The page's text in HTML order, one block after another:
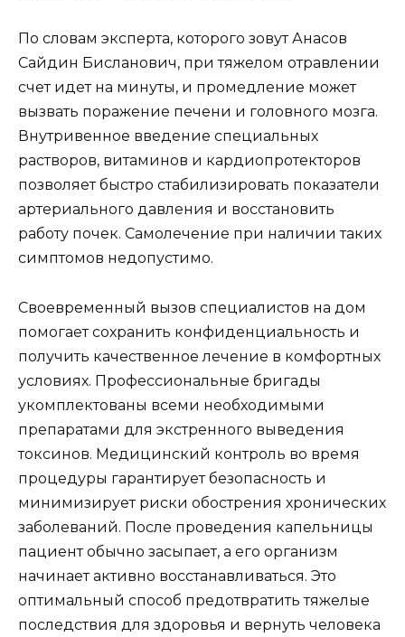
По словам эксперта, которого зовут Анасов
Сайдин Бисланович, при тяжелом отравлении
счет идет на минуты, и промедление может
вызвать поражение печени и головного мозга.
Внутривенное введение специальных
растворов, витаминов и кардиопротекторов
позволяет быстро стабилизировать показатели
артериального давления и восстановить
работу почек. Самолечение при наличии таких
симптомов недопустимо.
Своевременный вызов специалистов на дом
помогает сохранить конфиденциальность и
получить качественное лечение в комфортных
условиях. Профессиональные бригады
укомплектованы всеми необходимыми
препаратами для экстренного выведения
токсинов. Медицинский контроль во время
процедуры гарантирует безопасность и
минимизирует риски обострения хронических
заболеваний. После проведения капельницы
пациент обычно засыпает, а его организм
начинает активно восстанавливаться. Это
оптимальный способ предотвратить тяжелые
последствия для здоровья и вернуть человека